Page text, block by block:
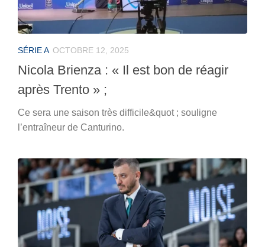
SÉRIE A OCTOBRE 12, 2025
Nicola Brienza : « Il est bon de réagir
après Trento » ;
Ce sera une saison très difficile&quot ; souligne
l’entraîneur de Canturino.